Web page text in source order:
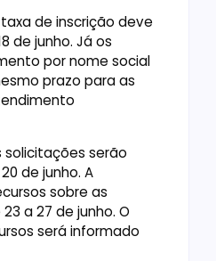
de inscrição deve
de junho. Já os
por nome social
prazo para as
solicitações serão
de junho. A
sobre as
a 27 de junho. O
será informado